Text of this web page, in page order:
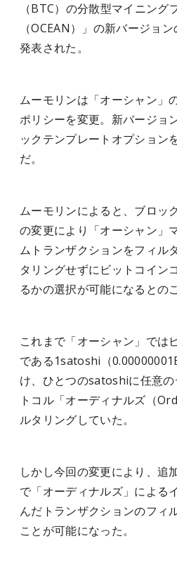
（BTC）の分散型マイニング
（OCEAN）」の新バージョ
発表された。
ムーモリンは「オーシャン」
ポリシーを変更。新バージョ
ックテンプレートオプション
だ。
ムーモリンによると、ブロッ
の変更により「オーシャン」
ムトランザクションをフィル
タリングせずにビットコイン
るかの選択が可能になるとのこ
これまで「オーシャン」では
である1satoshi（
け、ひとつのsatoshiに任意
トコル「オーディナルズ（
ルタリングしていた。
しかし今回の変更により、追
で「オーディナルズ」による
んだトランザクションのフィ
ことが可能になった。